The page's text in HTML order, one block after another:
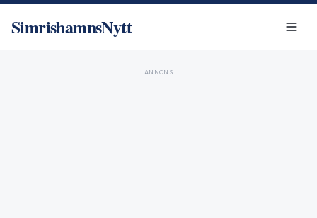
SimrishamnsNytt
ANNONS